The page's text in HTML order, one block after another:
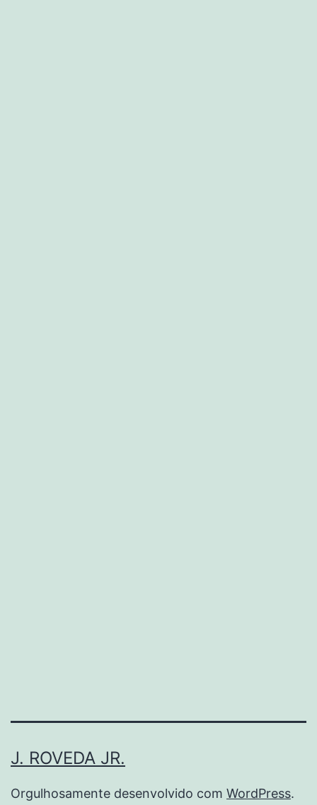
J. ROVEDA JR.
Orgulhosamente desenvolvido com WordPress.